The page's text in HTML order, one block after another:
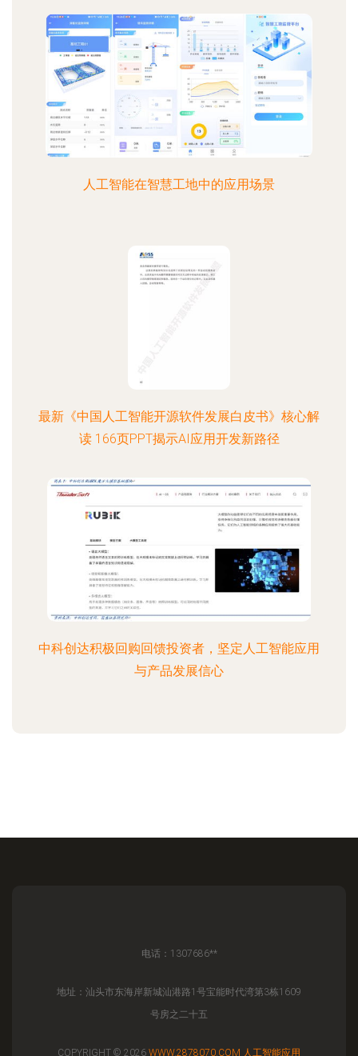
人工智能在智慧工地中的应用场景
最新《中国人工智能开源软件发展白皮书》核心解
读 166页PPT揭示AI应用开发新路径
中科创达积极回购回馈投资者，坚定人工智能应用
与产品发展信心
电话：1307686**
地址：汕头市东海岸新城汕港路1号宝能时代湾第3栋1609
号房之二十五
COPYRIGHT © 2026 WWW.2878070.COM 人工智能应用